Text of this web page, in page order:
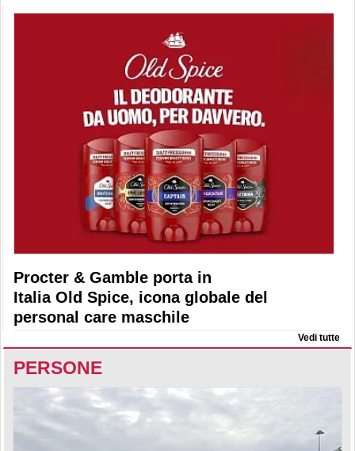
Procter & Gamble porta in
Italia Old Spice, icona globale del
personal care maschile
Vedi tutte
PERSONE